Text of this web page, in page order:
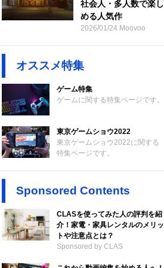
社会人・多人数で楽し
める人気作
2026/01/24 Moovoo
オススメ特集
ゲーム特集
ゲームに関する特集ページです。
東京ゲームショウ2022
東京ゲームショウ2022に関する
特集ページです。
Sponsored Contents
CLASを使ってみた人の評判を紹
介！家電・家具レンタルのメリッ
トや注意点とは？
Sponsored by CLAS